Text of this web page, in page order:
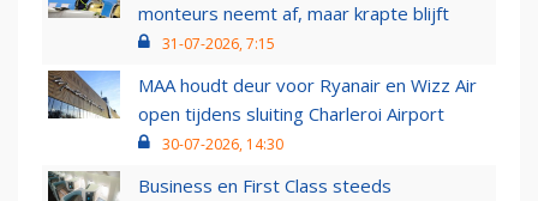
monteurs neemt af, maar krapte blijft
31-07-2026, 7:15
MAA houdt deur voor Ryanair en Wizz Air
open tijdens sluiting Charleroi Airport
30-07-2026, 14:30
Business en First Class steeds